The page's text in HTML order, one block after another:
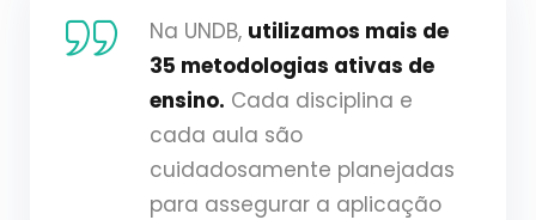
Na UNDB, utilizamos mais de
35 metodologias ativas de
ensino. Cada disciplina e
cada aula são
cuidadosamente planejadas
para assegurar a aplicação